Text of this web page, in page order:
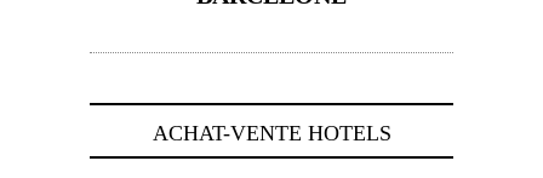
ACHAT-VENTE HOTELS